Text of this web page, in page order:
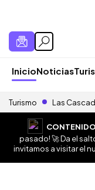
InicioNoticias
Turismo Las
pasado! 🚀 Da el
invitamos a visitar el